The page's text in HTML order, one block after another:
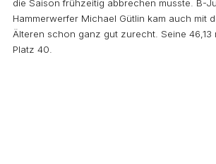
die Saison frühzeitig abbrechen musste. B-
Hammerwerfer Michael Gütlin kam auch mit
Älteren schon ganz gut zurecht. Seine 46,13
Platz 40.